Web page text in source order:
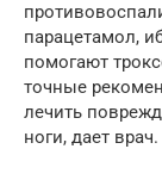
парацетамол,
помогают
точные
лечить
ноги, дает врач.